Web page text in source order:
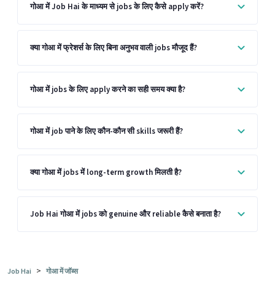
गोआ में Job Hai के माध्यम से jobs के लिए कैसे apply करें?
क्या गोआ में फ्रेशर्स के लिए बिना अनुभव वाली jobs मौजूद हैं?
गोआ में jobs के लिए apply करने का सही समय क्या है?
गोआ में job पाने के लिए कौन-कौन सी skills जरूरी हैं?
क्या गोआ में jobs में long-term growth मिलती है?
Job Hai गोआ में jobs को genuine और reliable कैसे बनाता है?
Job Hai > गोआ में जॉब्स